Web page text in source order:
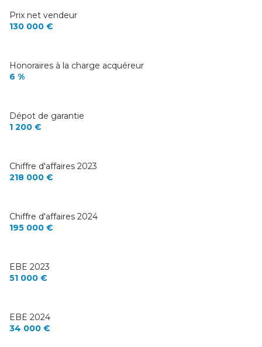
Prix net vendeur
130 000 €
Honoraires à la charge acquéreur
6 %
Dépot de garantie
1 200 €
Chiffre d'affaires 2023
218 000 €
Chiffre d'affaires 2024
195 000 €
EBE 2023
51 000 €
EBE 2024
34 000 €